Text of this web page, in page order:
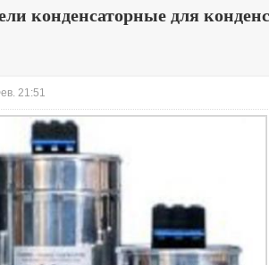
конденсаторные для
21:51